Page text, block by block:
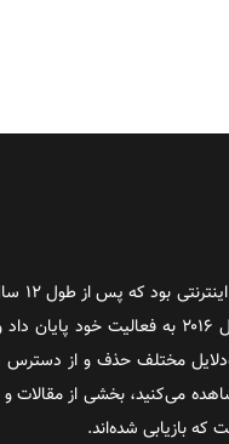
روز
۲۵۰۰ شماره، در سال ۲۰۱۶ به فعالیت
مختلف حذف و از
می‌کنید، بخشی از مقالات
که بازیابی شده‌اند.